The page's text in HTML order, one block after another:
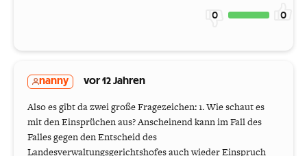
0 0
nanny vor 12 Jahren
Also es gibt da zwei große Fragezeichen: 1. Wie schaut es
mit den Einsprüchen aus? Anscheinend kann im Fall des
Falles gegen den Entscheid des
Landesverwaltungsgerichtshofes auch wieder Einspruch